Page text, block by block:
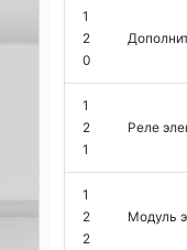
1
2
0
1
2
1
Реле
1
2
2
Модуль